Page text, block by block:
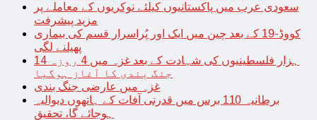
سعودی عرب میں پاکستانیوں کیلئے نوکریوں کے معاملے پر
مزید پیشرفت
کووڈ-19 کے بعد چین میں ایک اور پُراسرار قسم کی بیماری
پھیلنے لگی
14 ہزار فلسطینیوں کی شہادت کے بعد غزہ میں 4 روزہ
جنگ بندی کا آغاز ہوگیا
غزہ میں عارضی جنگ بندی
برطانیہ 110 برس میں قدرتی آفات کے ہاتھوں دیوالیہ
ہوجائے گا، تحقیق